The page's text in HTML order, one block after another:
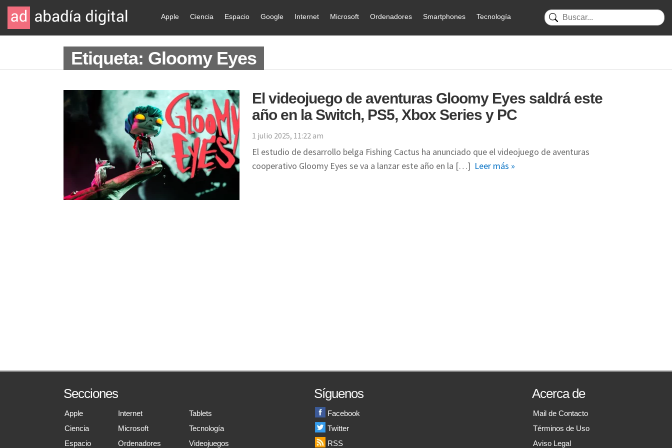
Apple Ciencia Espacio Google Internet Microsoft Ordenadores Smartphones Tecnología
Etiqueta: Gloomy Eyes
El videojuego de aventuras Gloomy Eyes saldrá este
año en la Switch, PS5, Xbox Series y PC
1 julio 2025, 11:22 am
El estudio de desarrollo belga Fishing Cactus ha anunciado que el videojuego de aventuras
cooperativo Gloomy Eyes se va a lanzar este año en la […] Leer más »
Secciones
Apple
Ciencia
Espacio
Internet
Microsoft
Ordenadores
Tablets
Tecnología
Videojuegos
Síguenos
Facebook
Twitter
RSS
Acerca de
Mail de Contacto
Términos de Uso
Aviso Legal